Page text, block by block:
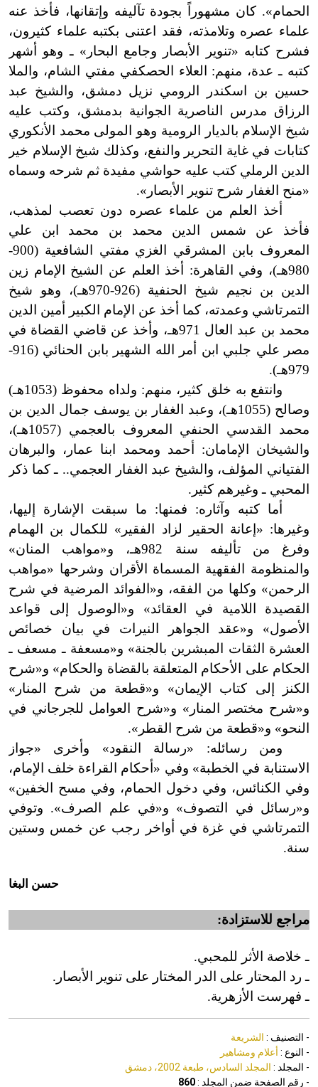
الحمام». كان مشهوراً بجودة تآليفه وإتقانها، فأخذ عنه
علماء عصره وتلامذته، فقد اعتنى بكتبه علماء كثيرون،
فشرح كتابه «تنوير الأبصار وجامع البحار» ـ وهو أشهر
كتبه ـ عدة، منهم: العلاء الحصكفي مفتي الشام، والملا
حسين بن اسكندر الرومي نزيل دمشق، والشيخ عبد
الرزاق مدرس الناصرية الجوانية بدمشق، وكتب عليه
شيخ الإسلام بالديار الرومية وهو المولى محمد الأنكوري
كتابات في غاية التحرير والنفع، وكذلك شيخ الإسلام خير
الدين الرملي كتب عليه حواشي مفيدة ثم شرحه وسماه
«منح الغفار شرح تنوير الأبصار »
.
أخذ العلم من علماء عصره دون تعصب لمذهب،
فأخذ عن شمس الدين محمد بن محمد
بن علي
المعروف بابن المشرقي الغزي مفتي الشافعية (900
-
980هـ
)، وفي القاهرة: أخذ العلم عن الشيخ الإمام زين
الدين بن نجيم شيخ الحنفية (926
-970هـ )، وهو شيخ
التمرتاشي وعمدته، كما أخذ عن الإمام الكبير أمين الدين
محمد بن عبد العال 971هـ، وأخذ عن قاضي القضاة في
مصر علي جلبي ابن أمر الله الشهير بابن الحنائي (
916
-
979هـ
)
.
وانتفع به خلق كثير، منهم: ولداه محفوظ (1053هـ)
وصالح (1055هـ
)، وعبد الغفار بن يوسف جمال الدين بن
محمد القدسي الحنفي المعروف بالعجمي (1057هـ
)،
والشيخان الإمامان: أحمد ومحمد ابنا عمار، والبرهان
الفتياني المؤلف، والشيخ عبد الغفار العجمي.. ـ كما ذكر
المحبي ـ وغيرهم كثير.
أما كتبه وآثاره: فمنها: ما سبقت الإشارة إليها،
وغيرها: « إعانة الحقير لزاد الفقير» للكمال بن الهمام
وفرغ من تأليفه سنة 982هـ، و
«مواهب المنان»
والمنظومة الفقهية المسماة الأقران وشرحها «مواهب
الرحمن» وكلها من الفقه، و« الفوائد المرضية في شرح
القصيدة اللامية في العقائد» و« الوصول إلى قواعد
الأصول» و«عقد الجواهر النيرات في بيان خصائص
العشرة الثقات المبشرين بالجنة» و«مسعفة ـ مسعف ـ
الحكام على الأحكام المتعلقة بالقضاة والحكام» و«شرح
الكنز إلى كتاب الإيمان» و«قطعة من شرح المنار»
و«شرح مختصر المنار» و«شرح العوامل للجرجاني في
النحو» و«قطعة من شرح القطر »
.
ومن رسائله: «رسالة النقود» وأخرى «جواز
الاستنابة في الخطبة» وفي «أحكام القراءة خلف الإمام،
وفي الكنائس، وفي دخول الحمام، وفي مسح الخفين»
و«رسائل في التصوف» و«في علم الصرف». وتوفي
التمرتاشي في غزة في أواخر رجب عن خمس وستين
سنة.
حسن البغا
مراجع للاستزادة:
ـ خلاصة الأثر للمحبي.
ـ رد المحتار على الدر المختار على تنوير الأبصار.
ـ فهرست الأزهرية.
- التصنيف : الشريعة
- النوع : أعلام ومشاهير
- المجلد : المجلد السادس، طبعة 2002، دمشق
- رقم الصفحة ضمن المجلد :860